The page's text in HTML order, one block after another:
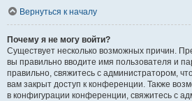
Вернуться к началу
Почему я не могу войти?
Существует несколько возможных причин.
вы правильно вводите имя пользователя и
правильно, свяжитесь с администратором,
вам закрыт доступ к конференции. Также
в конфигурации конференции, свяжитесь с